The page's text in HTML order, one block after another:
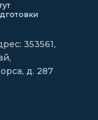
353561,
д. 287